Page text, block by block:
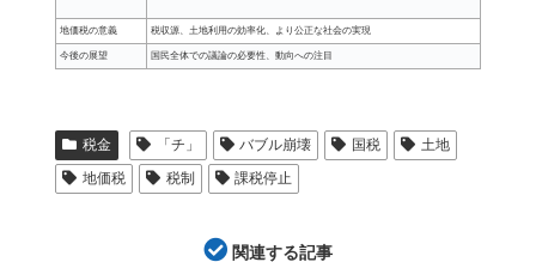
地価税の意義 税収源、土地利用の効率化、より公正な社会の実現
今後の展望 国民全体での議論の必要性、動向への注目
税金 「チ」 バブル崩壊 国税
土地
地価税
税制 課税停止
関連する記事